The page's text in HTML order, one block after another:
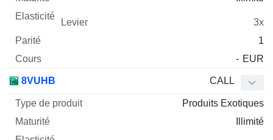
3x
1
- EUR
8VUHB CALL
Produits Exotiques
Illimité